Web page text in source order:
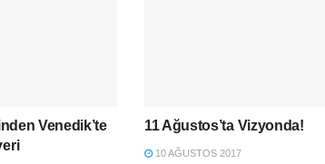
Venedik’te
11 Ağustos’ta Vizyonda!
10 AĞUSTOS 2017